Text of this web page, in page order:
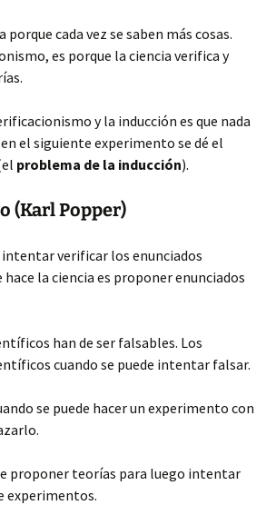
porque cada vez se saben más cosas.
es porque la ciencia verifica y
y la inducción es que nada
el siguiente experimento se dé el
problema de la inducción).
(Karl Popper)
intentar verificar los enunciados
hace la ciencia es proponer enunciados
han de ser falsables. Los
cuando se puede intentar falsar.
se puede hacer un experimento con
proponer teorías para luego intentar
experimentos.